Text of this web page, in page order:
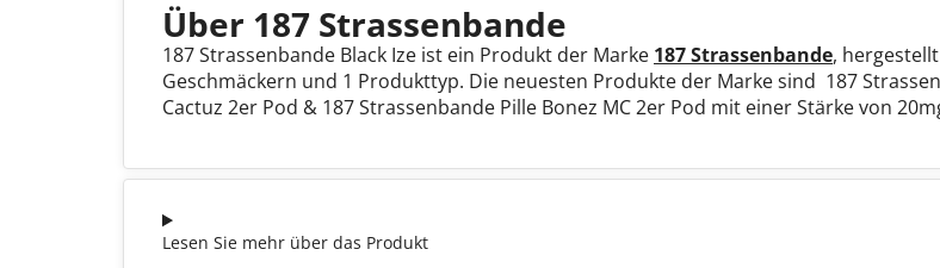
Über 187 Strassenbande
187 Strassenbande Black Ize ist ein Produkt der Marke 187 Strassenbande,
Geschmäckern und 1 Produkttyp. Die neuesten Produkte der Marke sind 187
Cactuz 2er Pod & 187 Strassenbande Pille Bonez MC 2er Pod mit einer Stärke von
Lesen Sie mehr über das Produkt